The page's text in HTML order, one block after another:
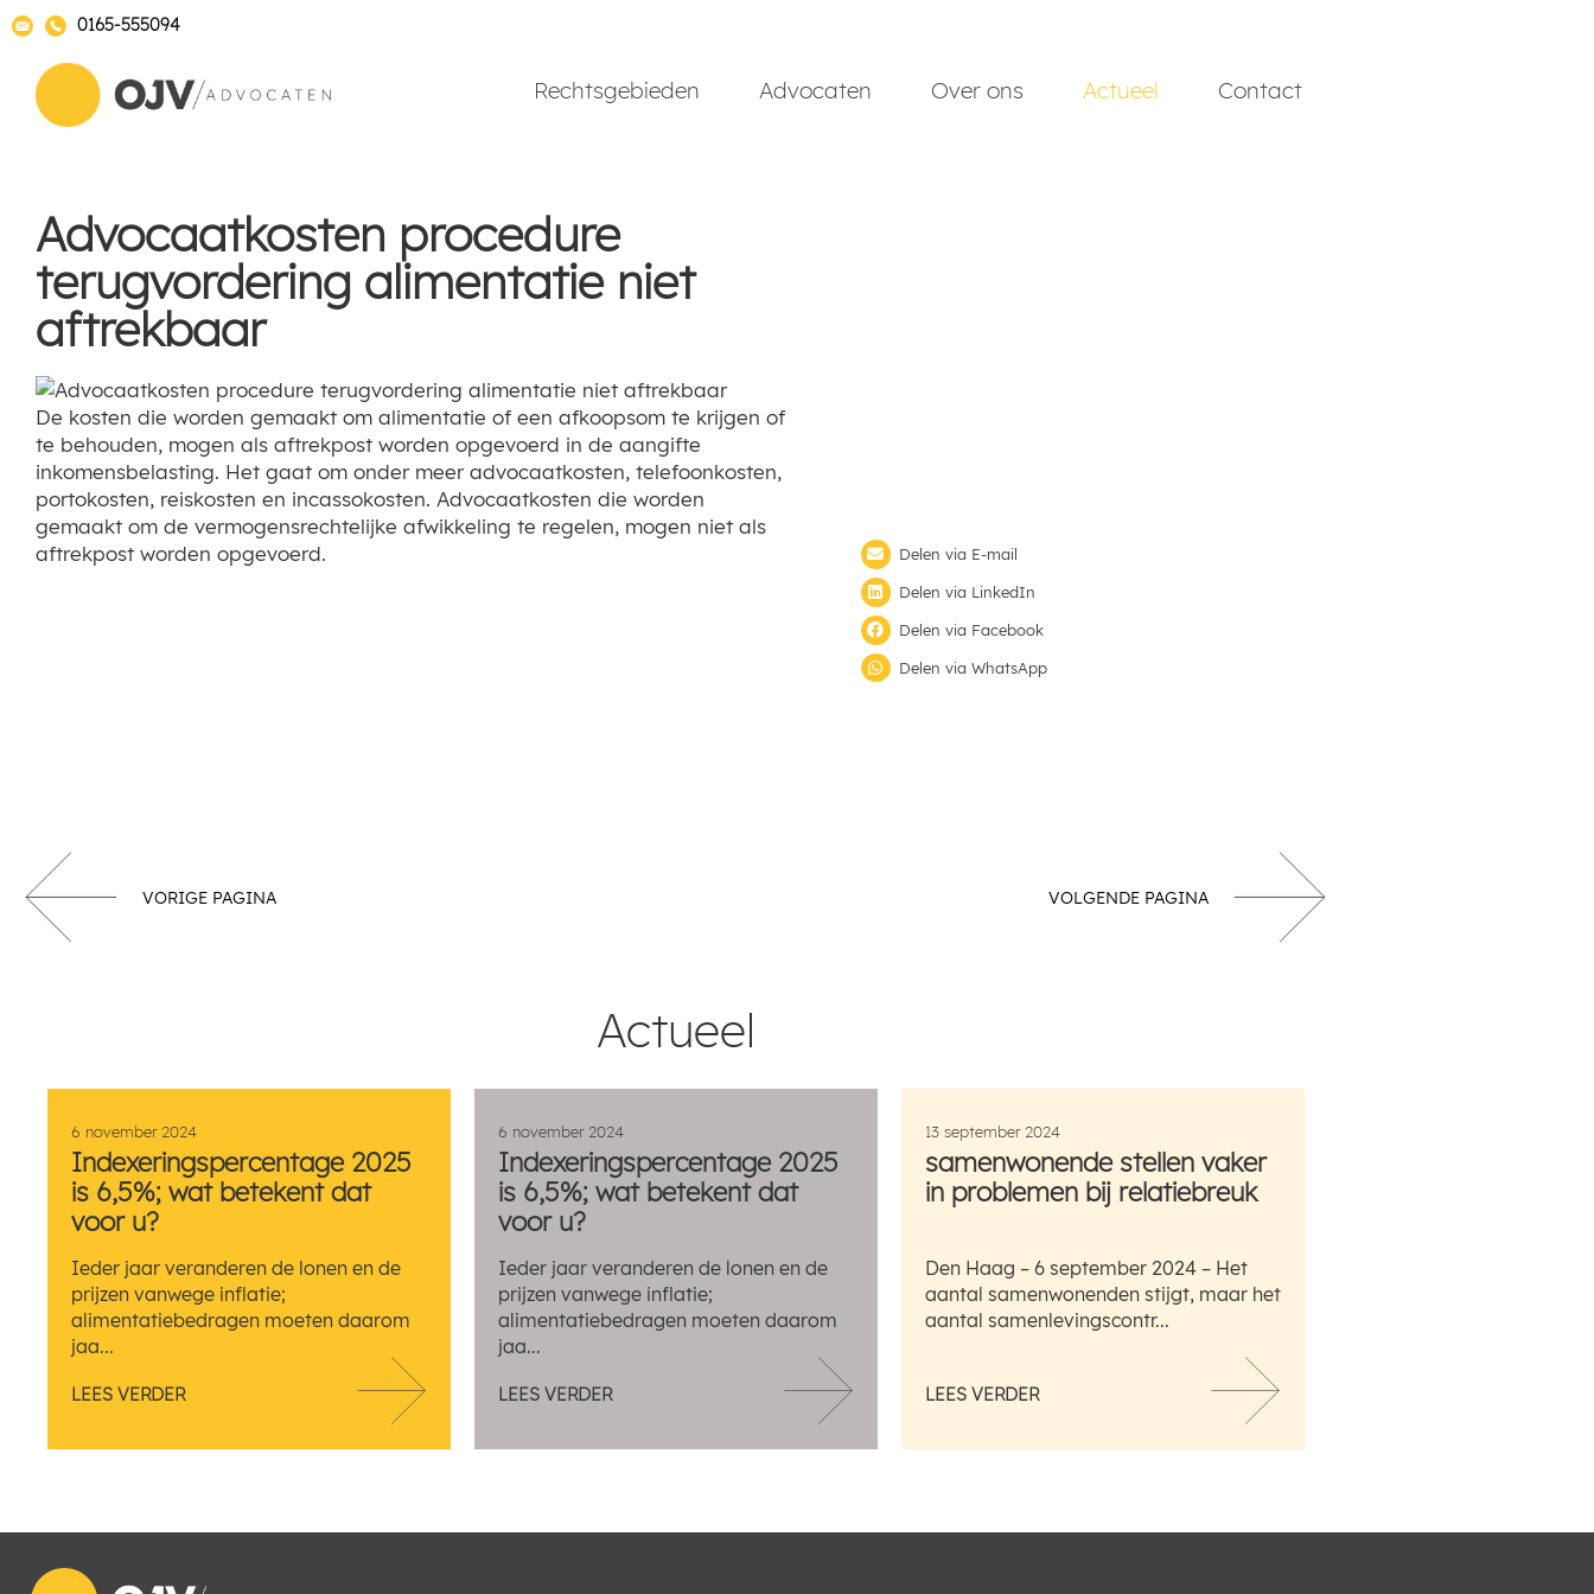
0165-555094
Rechtsgebieden Advocaten Over ons Actueel Contact
Advocaatkosten procedure
terugvordering alimentatie niet
aftrekbaar
De kosten die worden gemaakt om alimentatie of een afkoopsom te krijgen of
te behouden, mogen als aftrekpost worden opgevoerd in de aangifte
inkomensbelasting. Het gaat om onder meer advocaatkosten, telefoonkosten,
portokosten, reiskosten en incassokosten. Advocaatkosten die worden
gemaakt om de vermogensrechtelijke afwikkeling te regelen, mogen niet als
aftrekpost worden opgevoerd.
Delen via E-mail
Delen via LinkedIn
Delen via Facebook
Delen via WhatsApp
VORIGE PAGINA VOLGENDE PAGINA
Actueel
6 november 2024
Indexeringspercentage 2025
is 6,5%; wat betekent dat
voor u?
Ieder jaar veranderen de lonen en de
prijzen vanwege inflatie;
alimentatiebedragen moeten daarom
jaa...
LEES VERDER
6 november 2024
Indexeringspercentage 2025
is 6,5%; wat betekent dat
voor u?
Ieder jaar veranderen de lonen en de
prijzen vanwege inflatie;
alimentatiebedragen moeten daarom
jaa...
LEES VERDER
13 september 2024
samenwonende stellen vaker
in problemen bij relatiebreuk
Den Haag – 6 september 2024 – Het
aantal samenwonenden stijgt, maar het
aantal samenlevingscontr...
LEES VERDER